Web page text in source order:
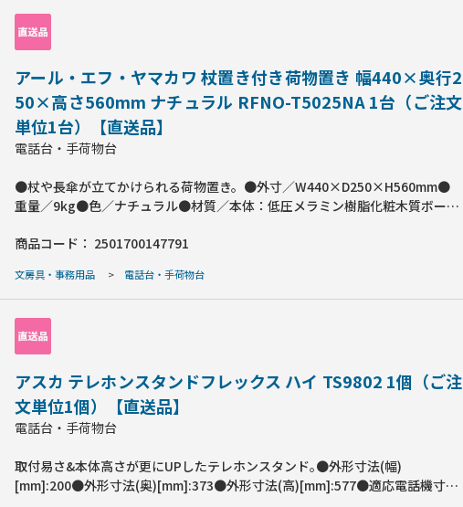
アール・エフ・ヤマカワ 杖置き付き荷物置き 幅440×奥行2
50×高さ560mm ナチュラル RFNO-T5025NA 1台（ご注文
単位1台）【直送品】
電話台・手荷物台
●杖や長傘が立てかけられる荷物置き。●外寸／W440×D250×H560mm●
重量／9kg●色／ナチュラル●材質／本体：低圧メラミン樹脂化粧木質ボー
ャスター/アジャスター)／アジャスター●耐荷重／約10Kg●カギ／なし●必
●杖置き付：受付用ハイカウンターの前やサイドに設置できます。
商品コード： 2501700147791
文房具・事務用品 > 電話台・手荷物台
アスカ テレホンスタンドフレックス ハイ TS9802 1個（ご注
文単位1個）【直送品】
電話台・手荷物台
取付易さ&本体高さが更にUPしたテレホンスタンド｡●外形寸法(幅)
[mm]:200●外形寸法(奥)[mm]:373●外形寸法(高)[mm]:577●適応電話機寸法